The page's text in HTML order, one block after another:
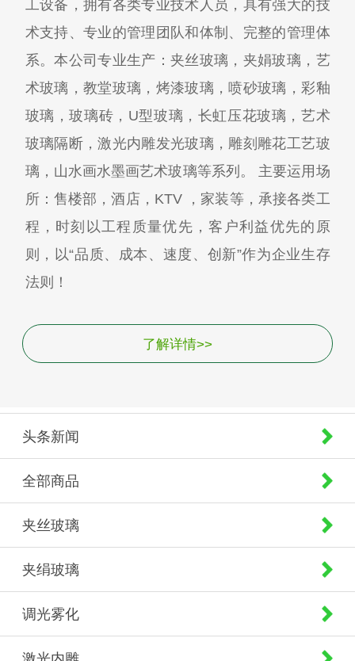
工设备，拥有各类专业技术人员，具有强大的技
术支持、专业的管理团队和体制、完整的管理体
系。本公司专业生产：夹丝玻璃，夹娟玻璃，艺
术玻璃，教堂玻璃，烤漆玻璃，喷砂玻璃，彩釉
玻璃，玻璃砖，U型玻璃，长虹压花玻璃，艺术
玻璃隔断，激光内雕发光玻璃，雕刻雕花工艺玻
璃，山水画水墨画艺术玻璃等系列。 主要运用场
所：售楼部，酒店，KTV ，家装等，承接各类工
程，时刻以工程质量优先，客户利益优先的原
则，以“品质、成本、速度、创新”作为企业生存
法则！
了解详情>>
头条新闻
全部商品
夹丝玻璃
夹绢玻璃
调光雾化